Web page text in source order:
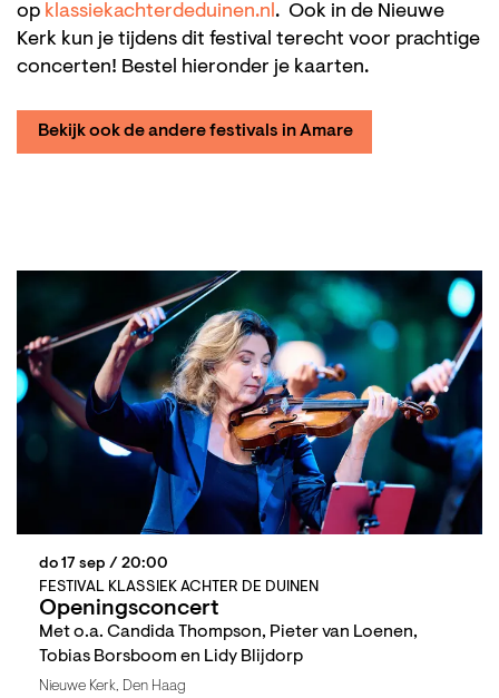
op klassiekachterdeduinen.nl. Ook in de Nieuwe
Kerk kun je tijdens dit festival terecht voor prachtige
concerten! Bestel hieronder je kaarten.
Bekijk ook de andere festivals in Amare
Openingsconcert
Met o.a. Candida Thompson, Pieter van Loenen,
Tobias Borsboom en Lidy Blijdorp
FESTIVAL KLASSIEK ACHTER DE DUINEN
do 17 sep / 20:00
Nieuwe Kerk, Den Haag